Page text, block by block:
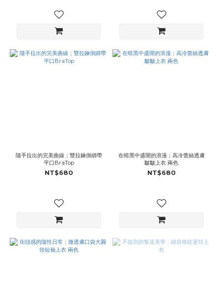
隨手拉出的完美曲線；雙拉鍊側綁帶
平口BraTop
NT$680
在暗黑中盛開的浪漫；高冷蕾絲透膚
皺皺上衣 兩色
NT$680